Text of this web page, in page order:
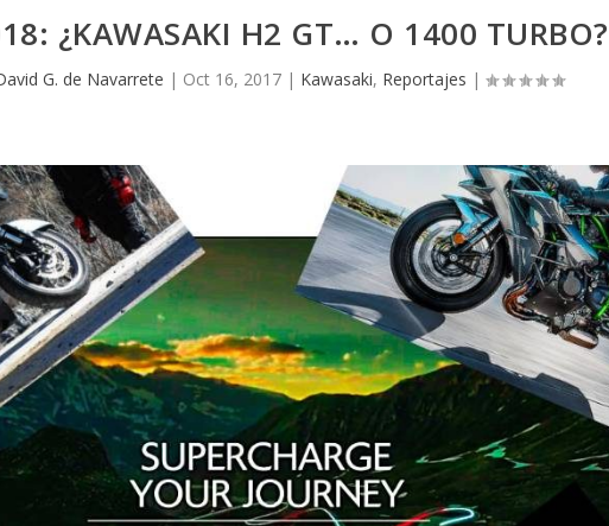
¿KAWASAKI H2 GT… O 1400 TURBO?
G. de Navarrete | Oct 16, 2017 | Kawasaki, Reportajes |